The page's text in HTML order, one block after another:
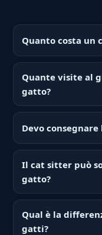
Quanto costa un
Quante visite al
gatto?
Devo
Il cat sitter può
gatto?
Qual è la
gatti?